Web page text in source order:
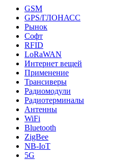
GSM
GPS/ГЛОНАСС
Рынок
Софт
RFID
LoRaWAN
Интернет вещей
Применение
Трансиверы
Радиомодули
Радиотерминалы
Антенны
WiFi
Bluetooth
ZigBee
NB-IoT
5G